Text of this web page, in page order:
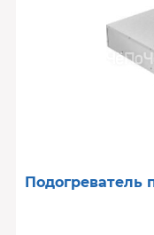
Подогреватель